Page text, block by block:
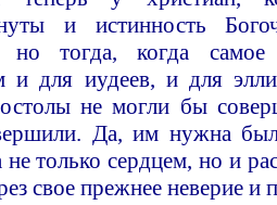
и истинность
но тогда, когда
и для иудеев, и для
не могли бы
Да, им нужна
не только сердцем, но и
свое прежнее неверие и